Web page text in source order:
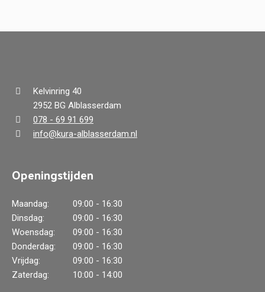
Kelvinring 40
2952 BG Alblasserdam
078 - 69 91 699
info@kura-alblasserdam.nl
Openingstijden
Maandag:
09:00 - 16:30
Dinsdag:
09:00 - 16:30
Woensdag:
09:00 - 16:30
Donderdag:
09:00 - 16:30
Vrijdag:
09:00 - 16:30
Zaterdag:
10:00 - 14:00